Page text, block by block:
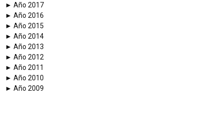
► Año 2017
► Año 2016
► Año 2015
► Año 2014
► Año 2013
► Año 2012
► Año 2011
► Año 2010
► Año 2009